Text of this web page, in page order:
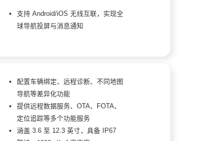
支持 Android/iOS 无线互联，实现全
球导航投屏与消息通知
配置车辆绑定、远程诊断、不同地图
导航等差异化功能
提供远程数据服务、OTA、FOTA、
定位追踪等多个功能服务
涵盖 3.6 至 12.3 英寸，具备 IP67